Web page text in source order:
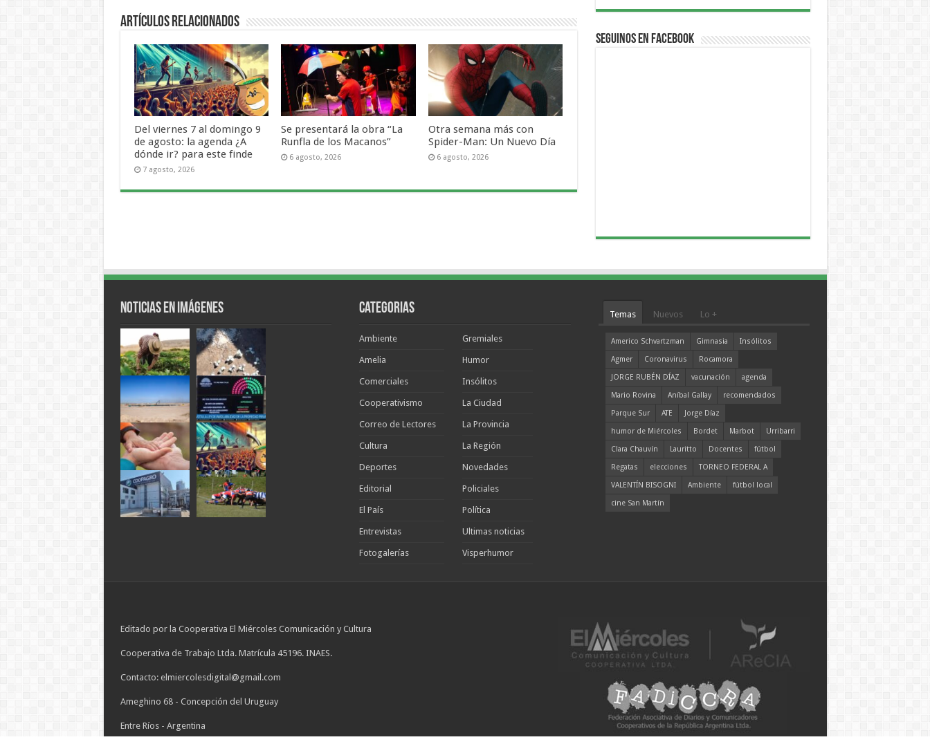
Artículos Relacionados
Del viernes 7 al domingo 9
de agosto: la agenda ¿A
dónde ir? para este finde
7 agosto, 2026
Se presentará la obra “La
Runfla de los Macanos”
6 agosto, 2026
Otra semana más con
Spider-Man: Un Nuevo Día
6 agosto, 2026
Seguinos en Facebook
Noticias en Imágenes Categorias
Ambiente
Amelia
Comerciales
Cooperativismo
Correo de Lectores
Cultura
Deportes
Editorial
El País
Entrevistas
Fotogalerías
Gremiales
Humor
Insólitos
La Ciudad
La Provincia
La Región
Novedades
Policiales
Política
Ultimas noticias
Visperhumor
Temas Nuevos Lo +
Americo Schvartzman Gimnasia
Insólitos
Agmer
Coronavirus
Rocamora
JORGE RUBÉN DÍAZ
vacunación
agenda
Mario Rovina
Aníbal Gallay
recomendados
Parque Sur
ATE
Jorge Díaz
humor de Miércoles
Bordet Marbot
Urribarri
Clara Chauvín
Lauritto Docentes
fútbol
Regatas
elecciones
TORNEO FEDERAL A
VALENTÍN BISOGNI
Ambiente
fútbol local
cine San Martín
Editado por la Cooperativa El Miércoles Comunicación y Cultura
Cooperativa de Trabajo Ltda. Matrícula 45196. INAES.
Contacto: elmiercolesdigital@gmail.com
Ameghino 68 - Concepción del Uruguay
Entre Ríos - Argentina